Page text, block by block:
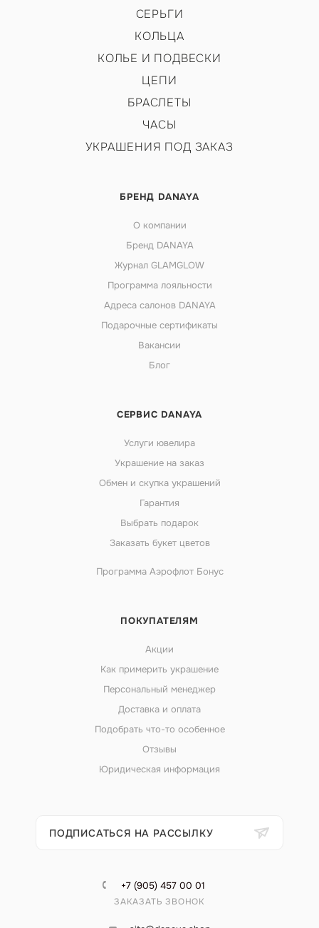
СЕРЬГИ
КОЛЬЦА
КОЛЬЕ И ПОДВЕСКИ
ЦЕПИ
БРАСЛЕТЫ
ЧАСЫ
УКРАШЕНИЯ ПОД ЗАКАЗ
БРЕНД DANAYA
О компании
Бренд DANAYA
Журнал GLAMGLOW
Программа лояльности
Адреса салонов DANAYA
Подарочные сертификаты
Вакансии
Блог
СЕРВИС DANAYA
Услуги ювелира
Украшение на заказ
Обмен и скупка украшений
Гарантия
Выбрать подарок
Заказать букет цветов
Программа Аэрофлот Бонус
ПОКУПАТЕЛЯМ
Акции
Как примерить украшение
Персональный менеджер
Доставка и оплата
Подобрать что-то особенное
Отзывы
Юридическая информация
ПОДПИСАТЬСЯ НА РАССЫЛКУ
+7 (905) 457 00 01
ЗАКАЗАТЬ ЗВОНОК